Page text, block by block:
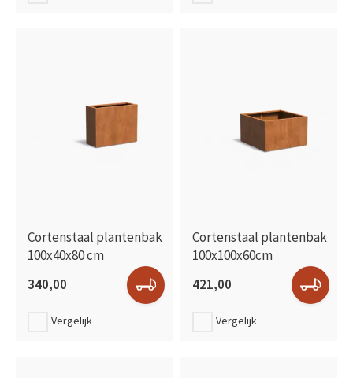
Cortenstaal plantenbak
100x40x80 cm
340,00
Vergelijk
Cortenstaal plantenbak
100x100x60cm
421,00
Vergelijk